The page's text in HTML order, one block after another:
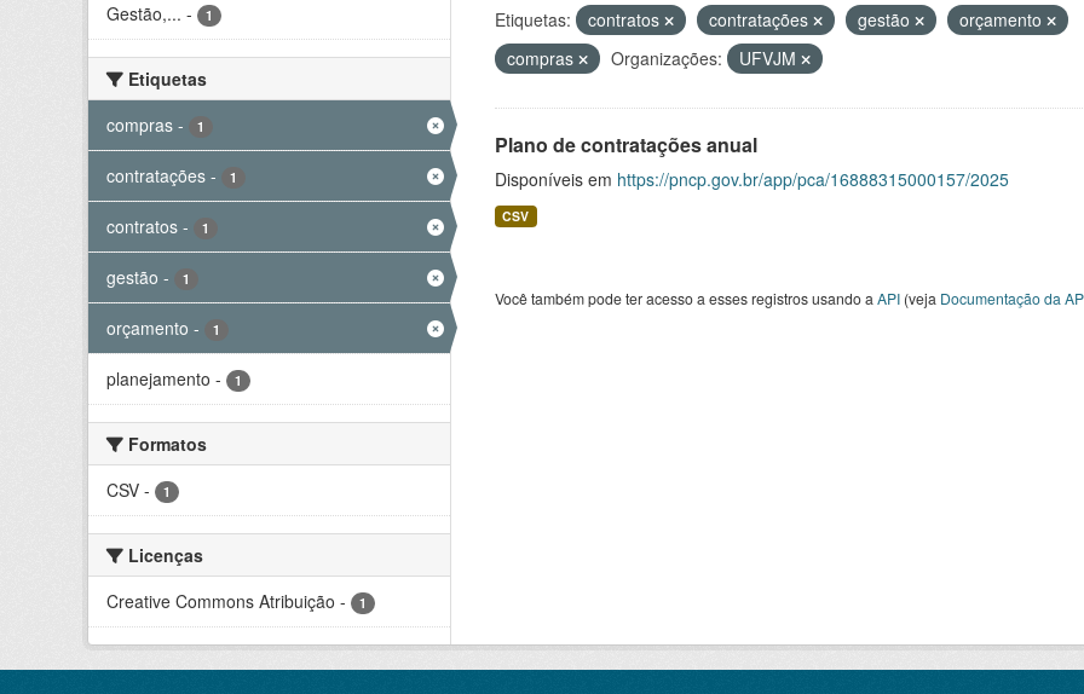
Gestão,... - 1
Etiquetas
compras - 1
contratações - 1
contratos - 1
gestão - 1
orçamento - 1
planejamento - 1
Formatos
CSV - 1
Licenças
Creative Commons Atribuição - 1
Etiquetas: contratos contratações gestão
orçamento
compras
Organizações: UFVJM
Plano de contratações anual
Disponíveis em https://pncp.gov.br/app/pca/16888315000157/2025
CSV
Você também pode ter acesso a esses registros usando a API(veja Documentação da